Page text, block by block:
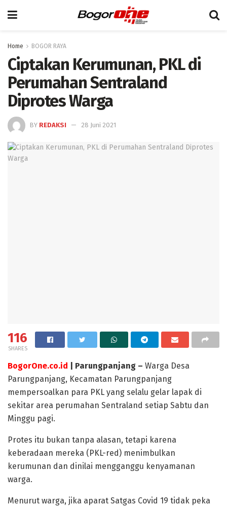
Home BOGOR RAYA
Ciptakan Kerumunan, PKL di
Perumahan Sentraland
Diprotes Warga
BY REDAKSI 28 Juni 2021
116
SHARES
BogorOne.co.id | Parungpanjang – Warga Desa
Parungpanjang, Kecamatan Parungpanjang
mempersoalkan para PKL yang selalu gelar lapak di
sekitar area perumahan Sentraland setiap Sabtu dan
Minggu pagi.
Protes itu bukan tanpa alasan, tetapi karena
keberadaan mereka (PKL-red) menimbulkan
kerumunan dan dinilai mengganggu kenyamanan
warga.
Menurut warga, jika aparat Satgas Covid 19 tidak peka